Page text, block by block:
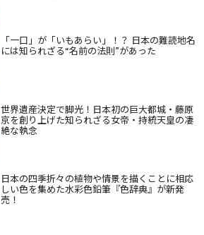
「一口」が「いもあらい」！？ 日本の難読地名
には知られざる“名前の法則”があった
世界遺産決定で脚光！日本初の巨大都城・藤原
京を創り上げた知られざる女帝・持統天皇の凄
絶な執念
日本の四季折々の植物や情景を描くことに相応
しい色を集めた水彩色鉛筆『色辞典』が新発
売！